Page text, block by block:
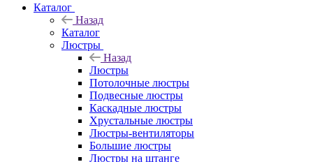
Каталог
Назад
Каталог
Люстры
Назад
Люстры
Потолочные люстры
Подвесные люстры
Каскадные люстры
Хрустальные люстры
Люстры-вентиляторы
Большие люстры
Люстры на штанге